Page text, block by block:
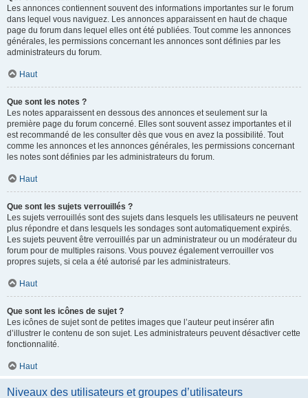
Les annonces contiennent souvent des informations importantes sur le forum
dans lequel vous naviguez. Les annonces apparaissent en haut de chaque
page du forum dans lequel elles ont été publiées. Tout comme les annonces
générales, les permissions concernant les annonces sont définies par les
administrateurs du forum.
Haut
Que sont les notes ?
Les notes apparaissent en dessous des annonces et seulement sur la
première page du forum concerné. Elles sont souvent assez importantes et il
est recommandé de les consulter dès que vous en avez la possibilité. Tout
comme les annonces et les annonces générales, les permissions concernant
les notes sont définies par les administrateurs du forum.
Haut
Que sont les sujets verrouillés ?
Les sujets verrouillés sont des sujets dans lesquels les utilisateurs ne peuvent
plus répondre et dans lesquels les sondages sont automatiquement expirés.
Les sujets peuvent être verrouillés par un administrateur ou un modérateur du
forum pour de multiples raisons. Vous pouvez également verrouiller vos
propres sujets, si cela a été autorisé par les administrateurs.
Haut
Que sont les icônes de sujet ?
Les icônes de sujet sont de petites images que l’auteur peut insérer afin
d’illustrer le contenu de son sujet. Les administrateurs peuvent désactiver cette
fonctionnalité.
Haut
Niveaux des utilisateurs et groupes d’utilisateurs